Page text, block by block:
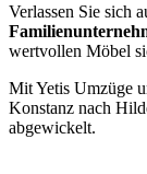
Verlassen Sie sich
wertvollen Möbel
Mit Yetis Umzüge
Konstanz nach
abgewickelt.